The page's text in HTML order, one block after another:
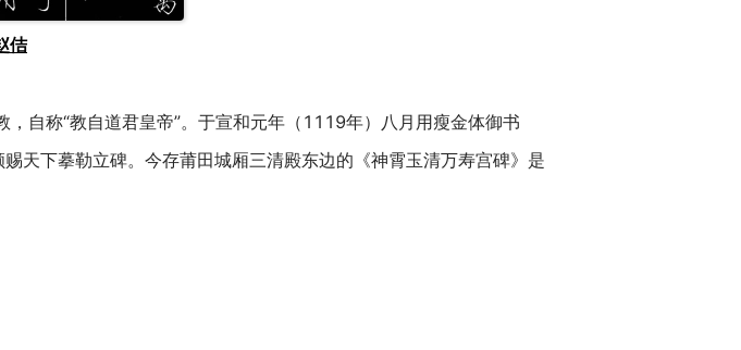
佶
自称“教自道君皇帝”。于宣和元年（1119年）八月用瘦金体御书
天下摹勒立碑。今存莆田城厢三清殿东边的《神霄玉清万寿宫碑》是